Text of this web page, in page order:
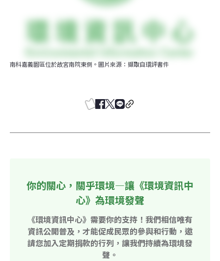
南科嘉義園區位於故宮南院東側。圖片來源：擷取自環評書件
你的關心，關乎環境—讓《環境資訊中
心》為環境發聲
《環境資訊中心》需要你的支持！我們相信唯有
資訊公開普及，才能促成民眾的參與和行動，邀
請您加入定期捐款的行列，讓我們持續為環境發
聲。